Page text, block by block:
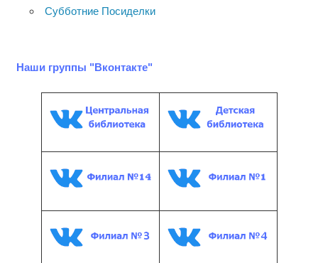
Субботние Посиделки
Наши группы "Вконтакте"